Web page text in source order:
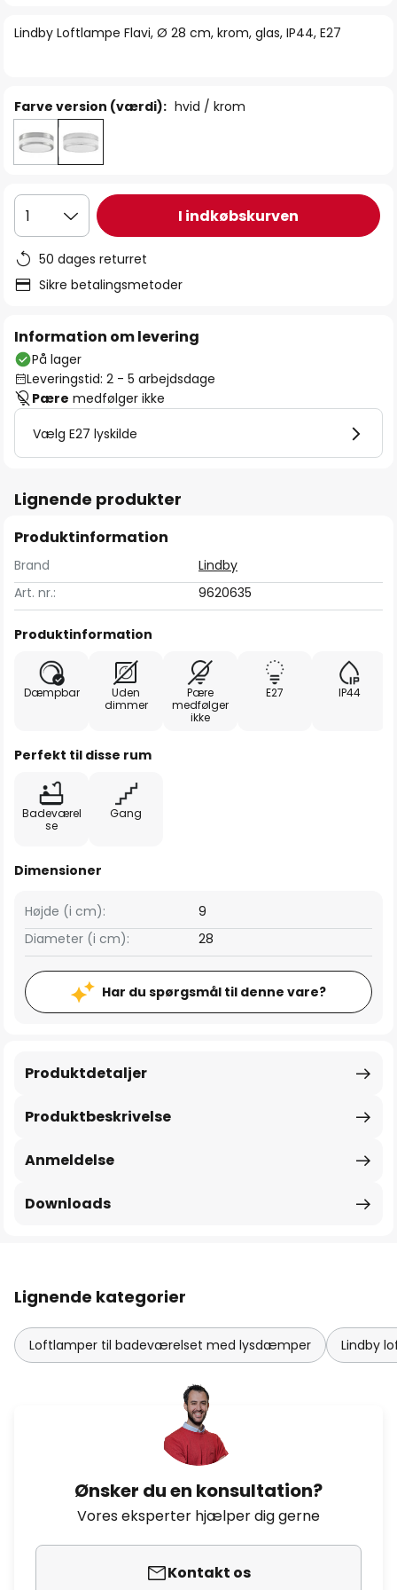
Lindby Loftlampe Flavi, Ø 28 cm, krom, glas, IP44, E27
Farve version (værdi): hvid / krom
1 I indkøbskurven
50 dages returret
Sikre betalingsmetoder
Information om levering
På lager
Leveringstid: 2 - 5 arbejdsdage
Pære medfølger ikke
Vælg E27 lyskilde
Lignende produkter
Produktinformation
Brand
Lindby
Art. nr.:
9620635
Produktinformation
Dæmpbar
Uden
dimmer
Pære
medfølger
ikke
E27 IP44
Perfekt til disse rum
Badeværel
se
Gang
Dimensioner
Højde (i cm):
9
Diameter (i cm):
28
Har du spørgsmål til denne vare?
Produktbeskrivelse
Produktdetaljer
Anmeldelse
Downloads
Lignende kategorier
Loftlamper til badeværelset med lysdæmper Lindby
Ønsker du en konsultation?
Vores eksperter hjælper dig gerne
Kontakt os